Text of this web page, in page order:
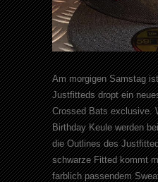
Am morgigen Samstag
Justfitteds dropt ein
Crossed Bats exclusive.
Birthday Keule werden
die Outlines des
schwarze Fitted kommt
farblich passendem